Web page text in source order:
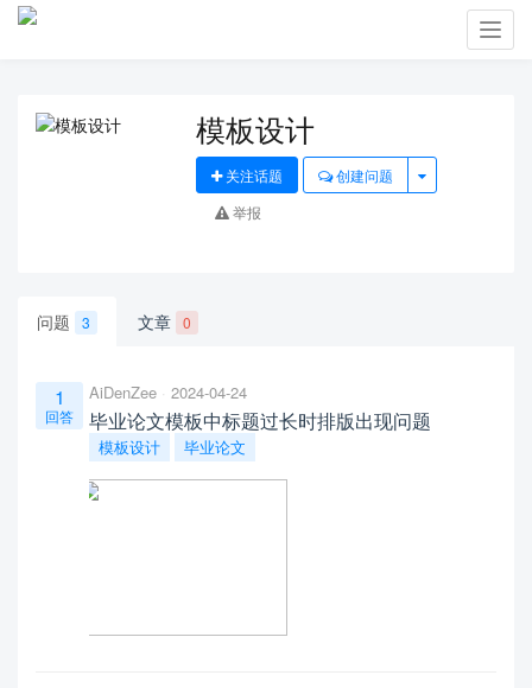
模板设计
关注话题
创建问题
举报
问题 3 文章 0
1
回答
AiDenZee 2024-04-24
毕业论文模板中标题过长时排版出现问题
模板设计 毕业论文